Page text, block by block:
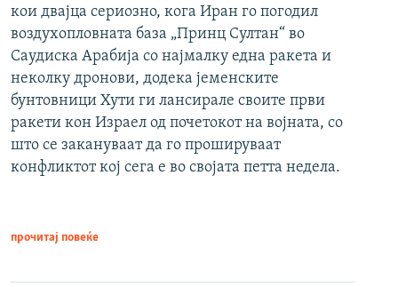
кои двајца сериозно, кога Иран го погодил
воздухопловната база „Принц Султан“ во
Саудиска Арабија со најмалку една ракета и
неколку дронови, додека јеменските
бунтовници Хути ги лансирале своите први
ракети кон Израел од почетокот на војната, со
што се закануваат да го прошируваат
конфликтот кој сега е во својата петта недела.
прочитај повеќе